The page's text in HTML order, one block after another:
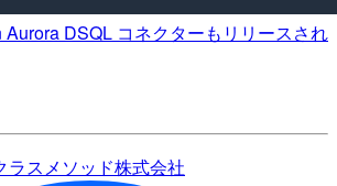
DSQL コネクターもリリースされ
ラスメソッド株式会社